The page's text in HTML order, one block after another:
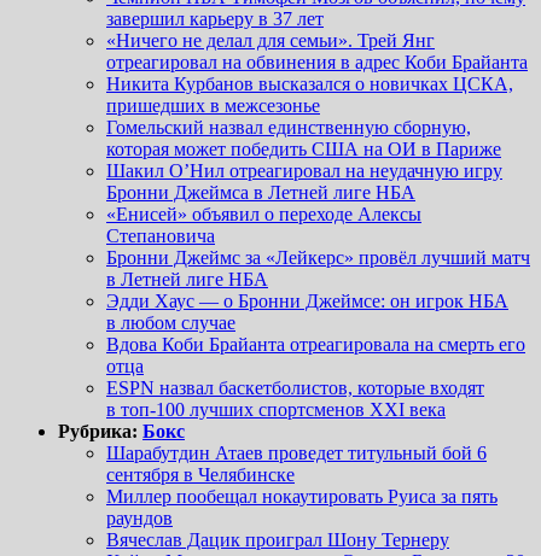
завершил карьеру в 37 лет
«Ничего не делал для семьи». Трей Янг
отреагировал на обвинения в адрес Коби Брайанта
Никита Курбанов высказался о новичках ЦСКА,
пришедших в межсезонье
Гомельский назвал единственную сборную,
которая может победить США на ОИ в Париже
Шакил О’Нил отреагировал на неудачную игру
Бронни Джеймса в Летней лиге НБА
«Енисей» объявил о переходе Алексы
Степановича
Бронни Джеймс за «Лейкерс» провёл лучший матч
в Летней лиге НБА
Эдди Хаус — о Бронни Джеймсе: он игрок НБА
в любом случае
Вдова Коби Брайанта отреагировала на смерть его
отца
ESPN назвал баскетболистов, которые входят
в топ-100 лучших спортсменов XXI века
Рубрика: Бокс
Шарабутдин Атаев проведет титульный бой 6
сентября в Челябинске
Миллер пообещал нокаутировать Руиса за пять
раундов
Вячеслав Дацик проиграл Шону Тернеру